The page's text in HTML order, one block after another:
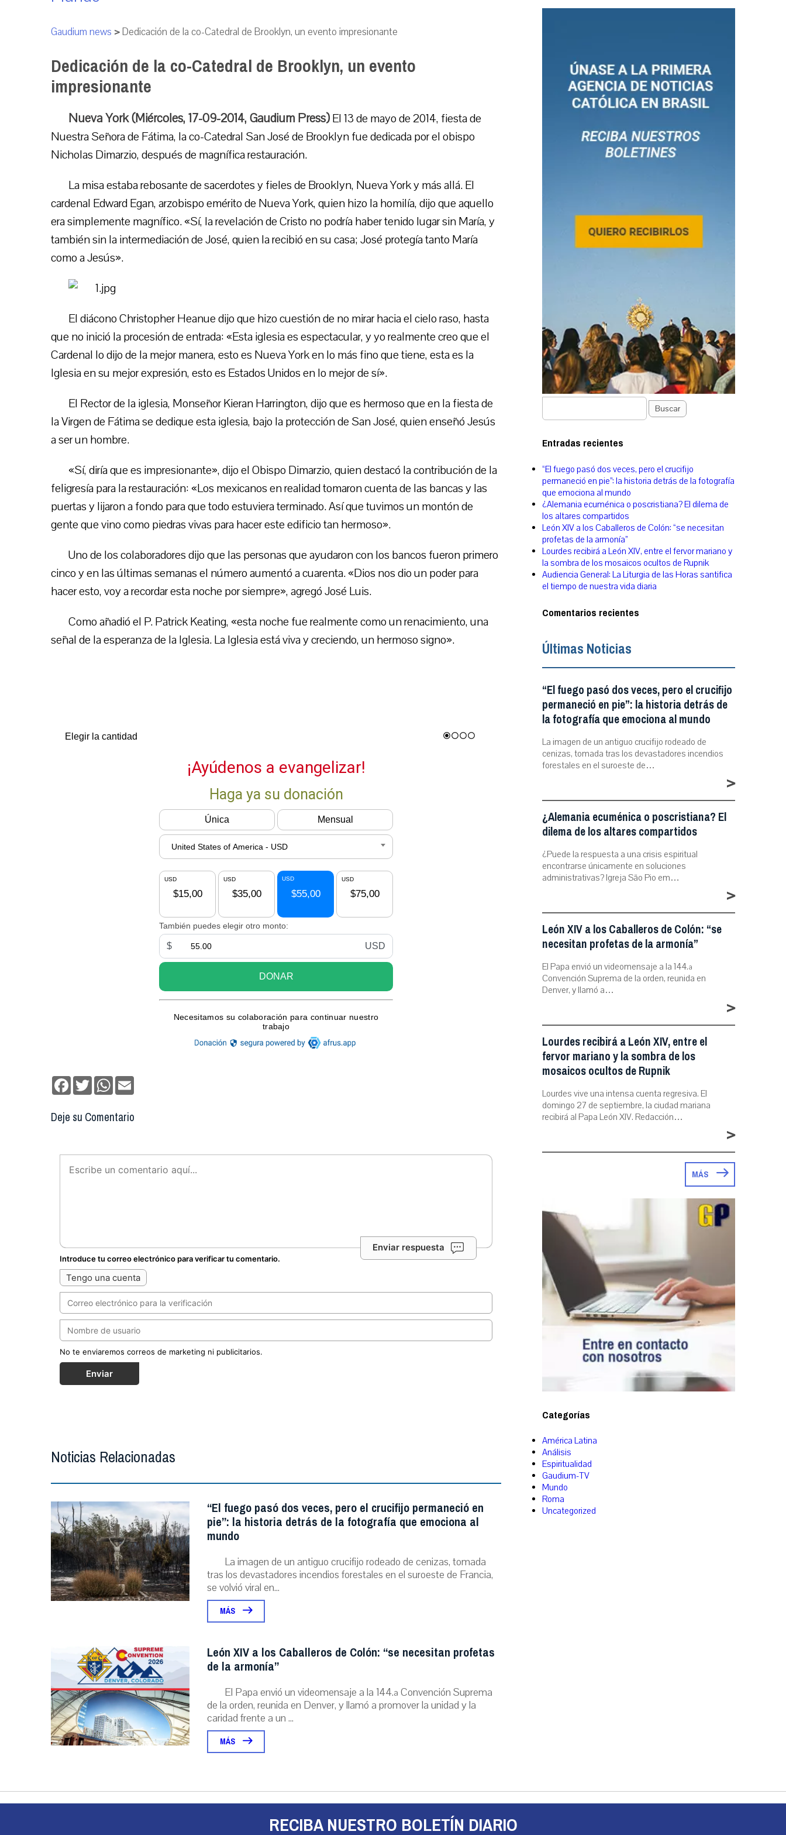
Gaudium news >Dedicación de la co-Catedral de Brooklyn, un evento impresionante
Dedicación de la co-Catedral de Brooklyn, un evento
impresionante
Nueva York (Miércoles, 17-09-2014, Gaudium Press)El 13 de mayo de 2014, fiesta de
Nuestra Señora de Fátima, la co-Catedral San José de Brooklyn fue dedicada por el obispo
Nicholas Dimarzio, después de magnífica restauración.
La misa estaba rebosante de sacerdotes y fieles de Brooklyn, Nueva York y más allá. El
cardenal Edward Egan, arzobispo emérito de Nueva York, quien hizo la homilía, dijo que aquello
era simplemente magnífico. «Sí, la revelación de Cristo no podría haber tenido lugar sin María, y
también sin la intermediación de José, quien la recibió en su casa; José protegía tanto María
como a Jesús».
El diácono Christopher Heanue dijo que hizo cuestión de no mirar hacia el cielo raso, hasta
que no inició la procesión de entrada: «Esta iglesia es espectacular, y yo realmente creo que el
Cardenal lo dijo de la mejor manera, esto es Nueva York en lo más fino que tiene, esta es la
Iglesia en su mejor expresión, esto es Estados Unidos en lo mejor de sí».
El Rector de la iglesia, Monseñor Kieran Harrington, dijo que es hermoso que en la fiesta de
la Virgen de Fátima se dedique esta iglesia, bajo la protección de San José, quien enseñó Jesús
a ser un hombre.
«Sí, diría que es impresionante», dijo el Obispo Dimarzio, quien destacó la contribución de la
feligresía para la restauración: «Los mexicanos en realidad tomaron cuenta de las bancas y las
puertas y lijaron a fondo para que todo estuviera terminado. Así que tuvimos un montón de
gente que vino como piedras vivas para hacer este edificio tan hermoso».
Uno de los colaboradores dijo que las personas que ayudaron con los bancos fueron primero
cinco y en las últimas semanas el número aumentó a cuarenta. «Dios nos dio un poder para
hacer esto, voy a recordar esta noche por siempre», agregó José Luis.
Como añadió el P. Patrick Keating, «esta noche fue realmente como un renacimiento, una
señal de la esperanza de la Iglesia. La Iglesia está viva y creciendo, un hermoso signo».
Facebook
TwitterWhatsApp
Deje su Comentario
Enviar respuesta
Introduce tu correo electrónico para verificar tu comentario.
Tengo una cuenta
No te enviaremos correos de marketing ni publicitarios.
Enviar
Noticias Relacionadas
“El fuego pasó dos veces, pero el crucifijo permaneció en
pie”: la historia detrás de la fotografía que emociona al
mundo
La imagen de un antiguo crucifijo rodeado de cenizas, tomada
tras los devastadores incendios forestales en el suroeste de Francia,
se volvió viral en...
MÁS
León XIV a los Caballeros de Colón: “se necesitan profetas
de la armonía”
El Papa envió un videomensaje a la 144.ª Convención Suprema
de la orden, reunida en Denver, y llamó a promover la unidad y la
caridad frente a un ...
MÁS
Buscar
Entradas recientes
“El fuego pasó dos veces, pero el crucifijo
permaneció en pie”: la historia detrás de la fotografía
que emociona al mundo
¿Alemania ecuménica o poscristiana? El dilema de
los altares compartidos
León XIV a los Caballeros de Colón: “se necesitan
profetas de la armonía”
Lourdes recibirá a León XIV, entre el fervor mariano y
la sombra de los mosaicos ocultos de Rupnik
Audiencia General: La Liturgia de las Horas santifica
el tiempo de nuestra vida diaria
Comentarios recientes
Últimas Noticias
“El fuego pasó dos veces, pero el crucifijo
permaneció en pie”: la historia detrás de
la fotografía que emociona al mundo
La imagen de un antiguo crucifijo rodeado de
cenizas, tomada tras los devastadores incendios
forestales en el suroeste de…
>
¿Alemania ecuménica o poscristiana? El
dilema de los altares compartidos
¿Puede la respuesta a una crisis espiritual
encontrarse únicamente en soluciones
administrativas? Igreja São Pio em…
>
León XIV a los Caballeros de Colón: “se
necesitan profetas de la armonía”
El Papa envió un videomensaje a la 144.ª
Convención Suprema de la orden, reunida en
Denver, y llamó a…
>
Lourdes recibirá a León XIV, entre el
fervor mariano y la sombra de los
mosaicos ocultos de Rupnik
Lourdes vive una intensa cuenta regresiva. El
domingo 27 de septiembre, la ciudad mariana
recibirá al Papa León XIV. Redacción…
>
MÁS
Categorías
América Latina
Análisis
Espiritualidad
Gaudium-TV
Mundo
Roma
Uncategorized
RECIBA NUESTRO BOLETÍN DIARIO